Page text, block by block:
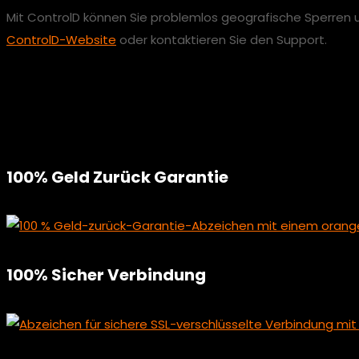
Mit ControlD können Sie problemlos geografische
ControlD-Website oder kontaktieren Sie den Support.
100% Geld Zurück Garantie
100% Sicher Verbindung